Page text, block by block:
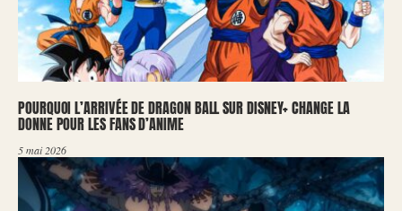
POURQUOI L’ARRIVÉE DE DRAGON BALL SUR DISNEY+ CHANGE LA
DONNE POUR LES FANS D’ANIME
5 mai 2026